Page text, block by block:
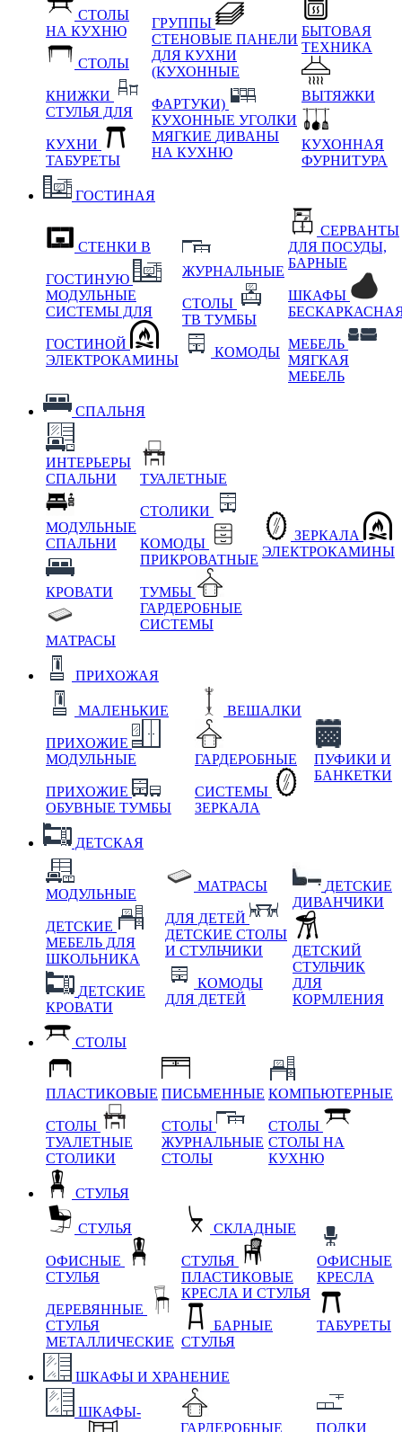
СТОЛЫ
НА КУХНЮ
СТОЛЫ
КНИЖКИ
СТУЛЬЯ ДЛЯ
КУХНИ
ТАБУРЕТЫ
ГРУППЫ
СТЕНОВЫЕ ПАНЕЛИ
ДЛЯ КУХНИ
(КУХОННЫЕ
ФАРТУКИ)
КУХОННЫЕ УГОЛКИ
МЯГКИЕ ДИВАНЫ
НА КУХНЮ
БЫТОВАЯ
ТЕХНИКА
ВЫТЯЖКИ
КУХОННАЯ
ФУРНИТУРА
ГОСТИНАЯ
СТЕНКИ В
ГОСТИНУЮ
МОДУЛЬНЫЕ
СИСТЕМЫ ДЛЯ
ГОСТИНОЙ
ЭЛЕКТРОКАМИНЫ
ЖУРНАЛЬНЫЕ
СТОЛЫ
ТВ ТУМБЫ
КОМОДЫ
СЕРВАНТЫ
ДЛЯ ПОСУДЫ,
БАРНЫЕ
ШКАФЫ
МЕБЕЛЬ
МЯГКАЯ
МЕБЕЛЬ
СПАЛЬНЯ
ИНТЕРЬЕРЫ
СПАЛЬНИ
МОДУЛЬНЫЕ
СПАЛЬНИ
КРОВАТИ
МАТРАСЫ
ТУАЛЕТНЫЕ
СТОЛИКИ
КОМОДЫ
ПРИКРОВАТНЫЕ
ТУМБЫ
ГАРДЕРОБНЫЕ
СИСТЕМЫ
ЗЕРКАЛА
ЭЛЕКТРОКАМИНЫ
ПРИХОЖАЯ
МАЛЕНЬКИЕ
ПРИХОЖИЕ
МОДУЛЬНЫЕ
ПРИХОЖИЕ
ОБУВНЫЕ ТУМБЫ
ВЕШАЛКИ
ГАРДЕРОБНЫЕ
СИСТЕМЫ
ЗЕРКАЛА
ПУФИКИ И
БАНКЕТКИ
ДЕТСКАЯ
МОДУЛЬНЫЕ
ДЕТСКИЕ
МЕБЕЛЬ ДЛЯ
ШКОЛЬНИКА
ДЕТСКИЕ
КРОВАТИ
МАТРАСЫ
ДЛЯ ДЕТЕЙ
ДЕТСКИЕ СТОЛЫ
И СТУЛЬЧИКИ
КОМОДЫ
ДЛЯ ДЕТЕЙ
ДЕТСКИЕ
ДИВАНЧИКИ
ДЕТСКИЙ
СТУЛЬЧИК
ДЛЯ
КОРМЛЕНИЯ
СТОЛЫ
ПЛАСТИКОВЫЕ
СТОЛЫ
ТУАЛЕТНЫЕ
СТОЛИКИ
ПИСЬМЕННЫЕ
СТОЛЫ
ЖУРНАЛЬНЫЕ
СТОЛЫ
КОМПЬЮТЕРНЫЕ
СТОЛЫ
СТОЛЫ НА
КУХНЮ
СТУЛЬЯ
СТУЛЬЯ
ОФИСНЫЕ
СТУЛЬЯ
ДЕРЕВЯННЫЕ
СТУЛЬЯ
МЕТАЛЛИЧЕСКИЕ
СКЛАДНЫЕ
СТУЛЬЯ
ПЛАСТИКОВЫЕ
КРЕСЛА И СТУЛЬЯ
БАРНЫЕ
СТУЛЬЯ
ОФИСНЫЕ
КРЕСЛА
ТАБУРЕТЫ
ШКАФЫ И ХРАНЕНИЕ
ШКАФЫ-
ГАРДЕРОБНЫЕ
ПОЛКИ